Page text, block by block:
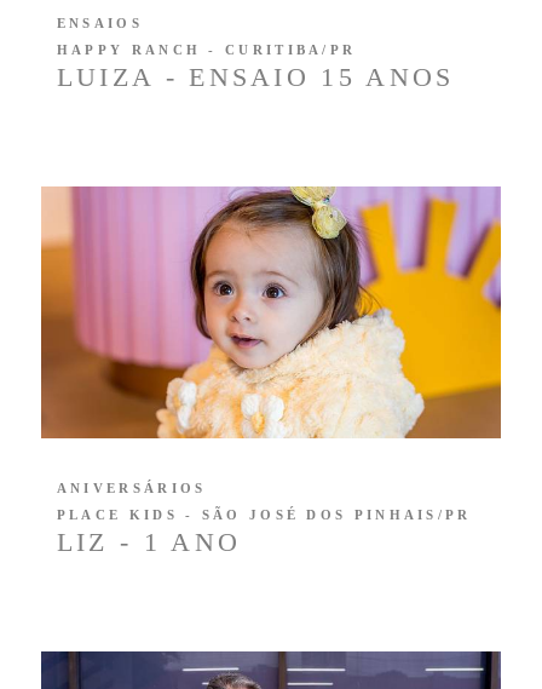
LUIZA - ENSAIO 15 ANOS
ENSAIOS
HAPPY RANCH - CURITIBA/PR
LIZ - 1 ANO
ANIVERSÁRIOS
PLACE KIDS - SÃO JOSÉ DOS PINHAIS/PR